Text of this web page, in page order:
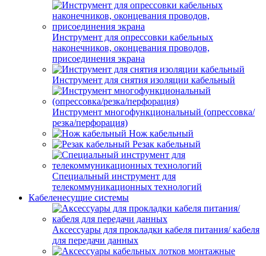
Инструмент для опрессовки кабельных
наконечников, оконцевания проводов,
присоединения экрана
Инструмент для снятия изоляции кабельный
Инструмент многофункциональный (опрессовка/
резка/перфорация)
Нож кабельный
Резак кабельный
Специальный инструмент для
телекоммуникационных технологий
Кабеленесущие системы
Аксессуары для прокладки кабеля питания/ кабеля
для передачи данных